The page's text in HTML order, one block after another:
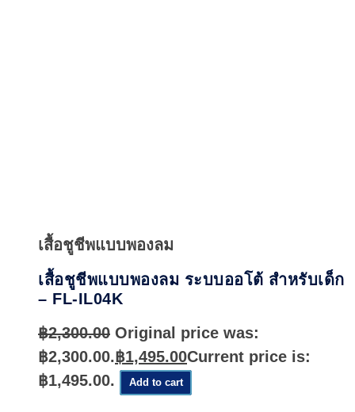
เสื้อชูชีพแบบพองลม
เสื้อชูชีพแบบพองลม ระบบออโต้ สำหรับเด็ก
– FL-IL04K
฿2,300.00 Original price was:
฿2,300.00.฿1,495.00Current price is:
฿1,495.00.
Add to cart